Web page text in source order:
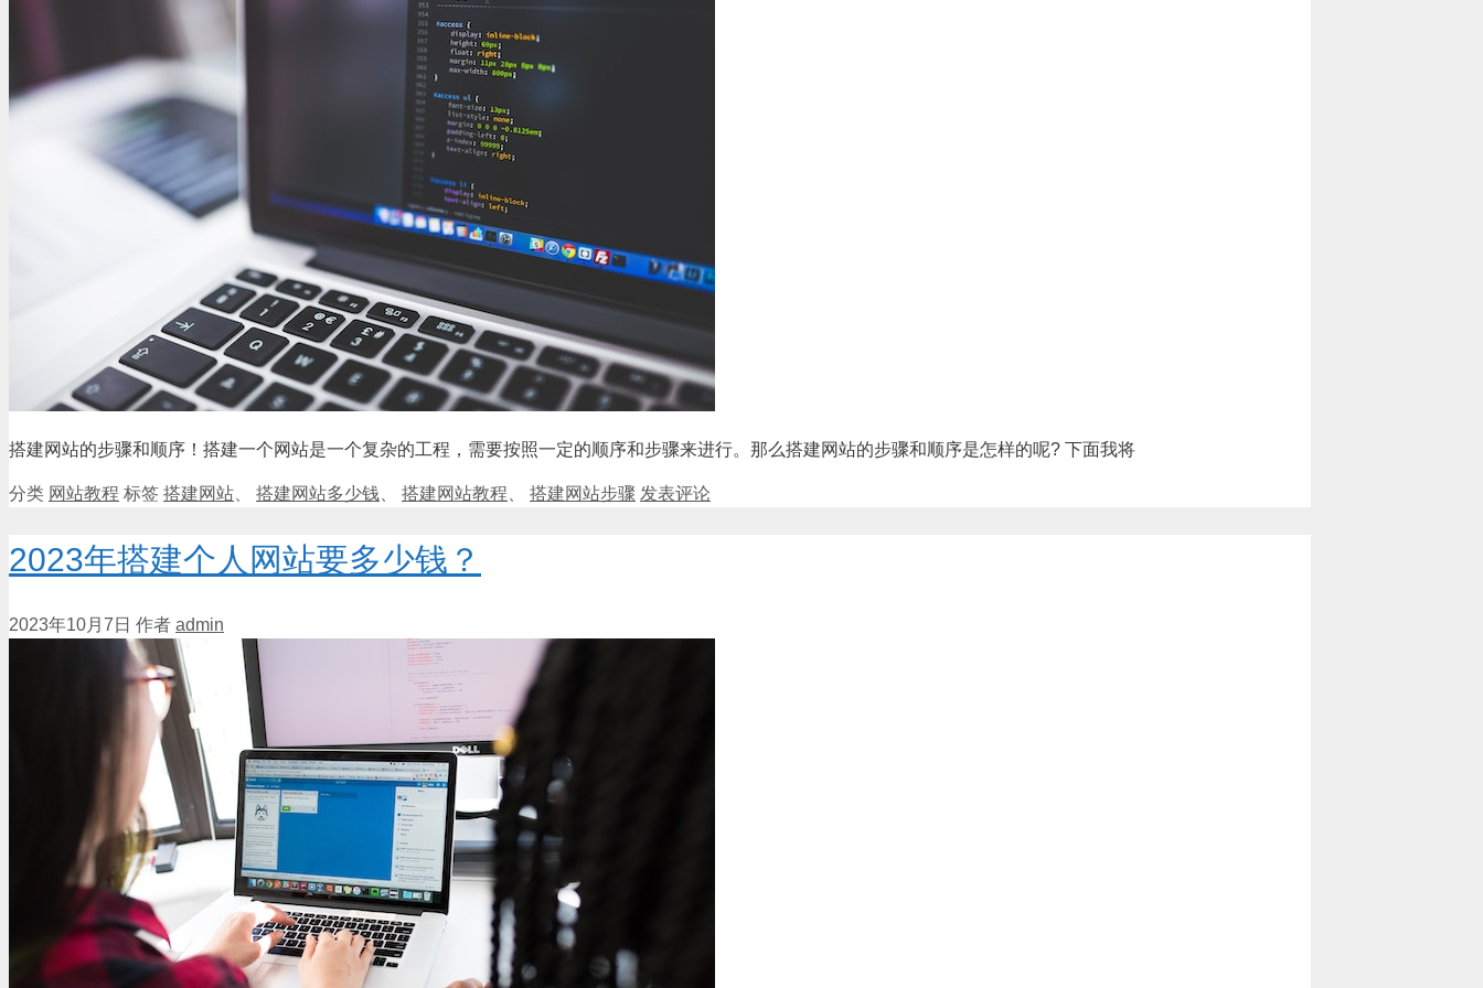
搭建网站的步骤和顺序！搭建一个网站是一个复杂的工程，需要按照一定的顺序和步骤来进行。那么搭建网站的步骤和顺序是怎样的呢? 下面我将
分类 网站教程 标签 搭建网站、 搭建网站多少钱、 搭建网站教程、 搭建网站步骤 发表评论
2023年搭建个人网站要多少钱？
2023年10月7日 作者 admin